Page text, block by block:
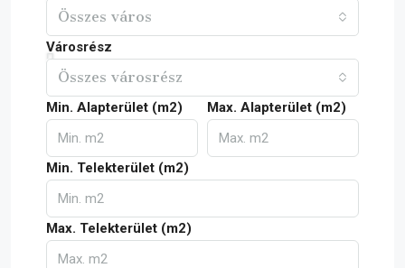
Összes város
Városrész
Összes városrész
Min. Alapterület (m2) Max. Alapterület (m2)
Min. Telekterület (m2)
Max. Telekterület (m2)